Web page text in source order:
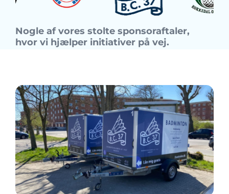
Nogle af vores stolte sponsoraftaler,
hvor vi hjælper initiativer på vej.